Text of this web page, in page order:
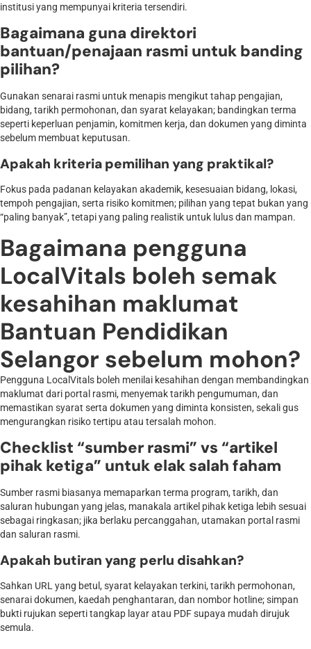
institusi yang mempunyai kriteria tersendiri.
Bagaimana guna direktori
bantuan/penajaan rasmi untuk banding
pilihan?
Gunakan senarai rasmi untuk menapis mengikut tahap pengajian,
bidang, tarikh permohonan, dan syarat kelayakan; bandingkan terma
seperti keperluan penjamin, komitmen kerja, dan dokumen yang diminta
sebelum membuat keputusan.
Apakah kriteria pemilihan yang praktikal?
Fokus pada padanan kelayakan akademik, kesesuaian bidang, lokasi,
tempoh pengajian, serta risiko komitmen; pilihan yang tepat bukan yang
“paling banyak”, tetapi yang paling realistik untuk lulus dan mampan.
Bagaimana pengguna
LocalVitals boleh semak
kesahihan maklumat
Bantuan Pendidikan
Selangor sebelum mohon?
Pengguna LocalVitals boleh menilai kesahihan dengan membandingkan
maklumat dari portal rasmi, menyemak tarikh pengumuman, dan
memastikan syarat serta dokumen yang diminta konsisten, sekali gus
mengurangkan risiko tertipu atau tersalah mohon.
Checklist “sumber rasmi” vs “artikel
pihak ketiga” untuk elak salah faham
Sumber rasmi biasanya memaparkan terma program, tarikh, dan
saluran hubungan yang jelas, manakala artikel pihak ketiga lebih sesuai
sebagai ringkasan; jika berlaku percanggahan, utamakan portal rasmi
dan saluran rasmi.
Apakah butiran yang perlu disahkan?
Sahkan URL yang betul, syarat kelayakan terkini, tarikh permohonan,
senarai dokumen, kaedah penghantaran, dan nombor hotline; simpan
bukti rujukan seperti tangkap layar atau PDF supaya mudah dirujuk
semula.